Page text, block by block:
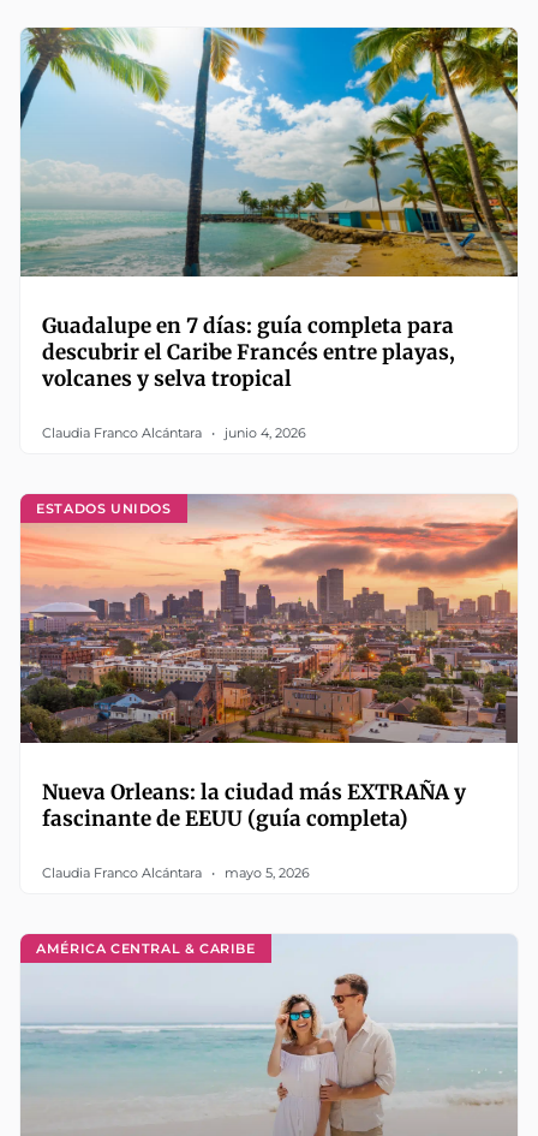
Guadalupe en 7 días: guía completa para
descubrir el Caribe Francés entre playas,
volcanes y selva tropical
Claudia Franco Alcántara junio 4, 2026
ESTADOS UNIDOS
Nueva Orleans: la ciudad más EXTRAÑA y
fascinante de EEUU (guía completa)
Claudia Franco Alcántara mayo 5, 2026
AMÉRICA CENTRAL & CARIBE